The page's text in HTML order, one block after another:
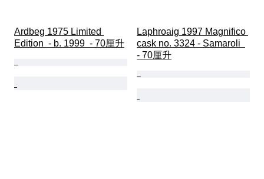
Ardbeg 1975 Limited
Edition  - b. 1999  - 70厘升
Laphroaig 1997 Magnifico
cask no. 3324 - Samaroli
- 70厘升